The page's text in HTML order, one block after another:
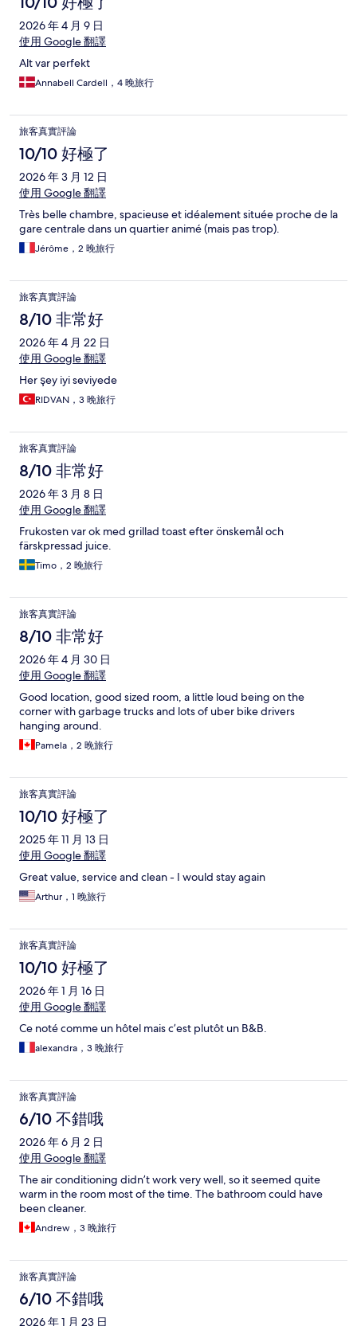
2026 年 4 月 9 日
使用 Google 翻譯
Alt var perfekt
Annabell Cardell，4 晚旅行
旅客真實評論
10/10 好極了
2026 年 3 月 12 日
使用 Google 翻譯
Très belle chambre, spacieuse et idéalement située proche de la
gare centrale dans un quartier animé (mais pas trop).
Jérôme，2 晚旅行
旅客真實評論
8/10 非常好
2026 年 4 月 22 日
使用 Google 翻譯
Her şey iyi seviyede
RIDVAN，3 晚旅行
旅客真實評論
8/10 非常好
2026 年 3 月 8 日
使用 Google 翻譯
Frukosten var ok med grillad toast efter önskemål och
färskpressad juice.
Timo，2 晚旅行
旅客真實評論
8/10 非常好
2026 年 4 月 30 日
使用 Google 翻譯
Good location, good sized room, a little loud being on the
corner with garbage trucks and lots of uber bike drivers
hanging around.
Pamela，2 晚旅行
旅客真實評論
10/10 好極了
2025 年 11 月 13 日
使用 Google 翻譯
Great value, service and clean - I would stay again
Arthur，1 晚旅行
旅客真實評論
10/10 好極了
2026 年 1 月 16 日
使用 Google 翻譯
Ce noté comme un hôtel mais c’est plutôt un B&B.
alexandra，3 晚旅行
旅客真實評論
6/10 不錯哦
2026 年 6 月 2 日
使用 Google 翻譯
The air conditioning didn’t work very well, so it seemed quite
warm in the room most of the time. The bathroom could have
been cleaner.
Andrew，3 晚旅行
旅客真實評論
6/10 不錯哦
2026 年 1 月 23 日